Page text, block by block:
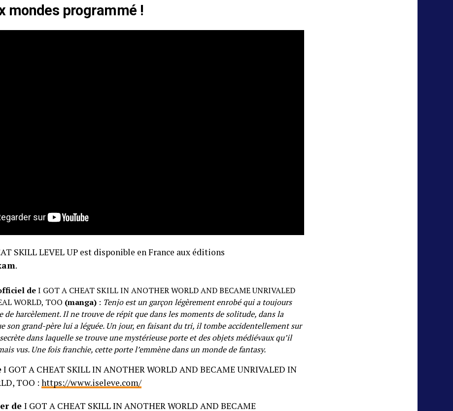
mondes programmé !
SKILL LEVEL UP est disponible en France aux éditions
.
deI GOT A CHEAT SKILL IN ANOTHER WORLD AND BECAME UNRIVALED
WORLD, TOO (manga) : Tenjo est un garçon légèrement enrobé qui a toujours
de harcèlement. Il ne trouve de répit que dans les moments de solitude, dans la
son grand-père lui a léguée. Un jour, en faisant du tri, il tombe accidentellement sur
dans laquelle se trouve une mystérieuse porte et des objets médiévaux qu’il
vus. Une fois franchie, cette porte l’emmène dans un monde de fantasy.
I GOT A CHEAT SKILL IN ANOTHER WORLD AND BECAME UNRIVALED IN
TOO : https://www.iseleve.com/
de I GOT A CHEAT SKILL IN ANOTHER WORLD AND BECAME